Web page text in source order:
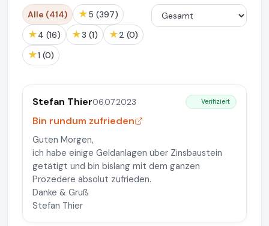
Alle (414) ★ 5 (397)
★ 4 (16) ★ 3 (1) ★ 2 (0)
★ 1 (0)
Stefan Thier06.07.2023 Verifiziert
Bin rundum zufrieden
Guten Morgen,
ich habe einige Geldanlagen über Zinsbaustein
getätigt und bin bislang mit dem ganzen
Prozedere absolut zufrieden.
Danke & Gruß
Stefan Thier